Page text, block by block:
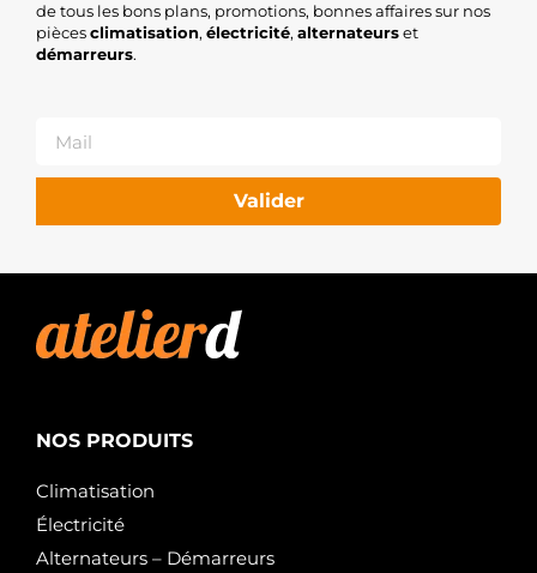
de tous les bons plans, promotions, bonnes affaires sur nos
piècesclimatisation, électricité, alternateurset
démarreurs.
Valider
NOS PRODUITS
Climatisation
Électricité
Alternateurs – Démarreurs